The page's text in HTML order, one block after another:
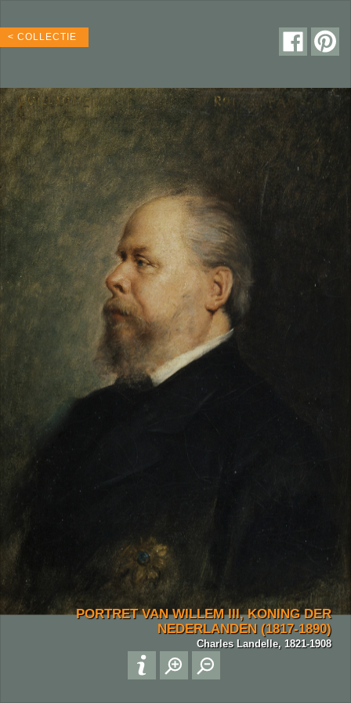
PORTRET VAN WILLEM III, KONING DER
NEDERLANDEN (1817-1890)
Charles Landelle, 1821-1908
< COLLECTIE